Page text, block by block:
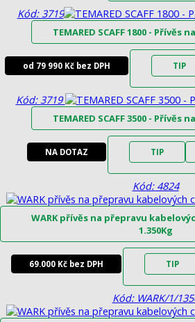
Kód: 3719
TEMARED SCAFF 1800 - Přívěs
od 79 990 Kč bez DPH TIP
Kód: 3719
TEMARED SCAFF 3500 - Přívěs
NA DOTAZ TIP
Kód: 4824
WARK přívěs na přepravu
1.350Kg
69.000 Kč bez DPH TIP
Kód: WARK/1/